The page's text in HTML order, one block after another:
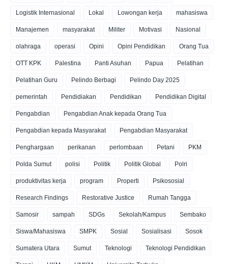
Logistik Internasional Lokal Lowongan kerja mahasiswa
Manajemen masyarakat Militer Motivasi Nasional
olahraga operasi Opini Opini Pendidikan Orang Tua
OTT KPK Palestina Panti Asuhan Papua Pelatihan
Pelatihan Guru Pelindo Berbagi Pelindo Day 2025
pemerintah Pendidiakan Pendidikan Pendidikan Digital
Pengabdian Pengabdian Anak kepada Orang Tua
Pengabdian kepada Masyarakat Pengabdian Masyarakat
Penghargaan perikanan perlombaan Petani PKM
Polda Sumut polisi Politik Politik Global Polri
produktivitas kerja program Properti Psikososial
Research Findings Restorative Justice Rumah Tangga
Samosir sampah SDGs Sekolah/Kampus Sembako
Siswa/Mahasiswa SMPK Sosial Sosialisasi Sosok
Sumatera Utara Sumut Teknologi Teknologi Pendidikan